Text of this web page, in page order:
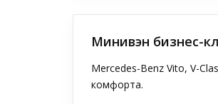
Минивэн бизнес-
Mercedes-Benz Vito, V-
комфорта.